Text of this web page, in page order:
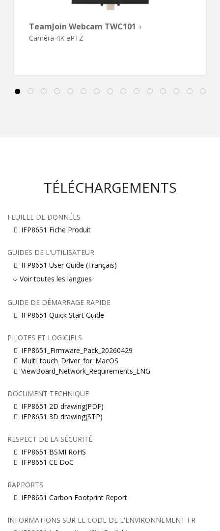
TeamJoin Webcam TWC101
Caméra 4K ePTZ
TÉLÉCHARGEMENTS
FEUILLE DE DONNÉES
IFP8651 Fiche Produit
GUIDES DE L'UTILISATEUR
IFP8651 User Guide (Français)
Voir toutes les langues
GUIDE DE DÉMARRAGE RAPIDE
IFP8651 Quick Start Guide
PILOTES ET LOGICIELS
IFP8651_Firmware_Pack_20260429
Multi_touch_Driver_for_MacOS
ViewBoard_Network_Requirements_ENG
DOCUMENT TECHNIQUE
IFP8651 2D drawing(PDF)
IFP8651 3D drawing(STP)
RESPECT DE LA SÉCURITÉ
IFP8651 BSMI RoHS
IFP8651 CE DoC
RAPPORTS
IFP8651 Carbon Footprint Report
INFORMATIONS SUR LE CODE DE L'ENVIRONNEMENT FR